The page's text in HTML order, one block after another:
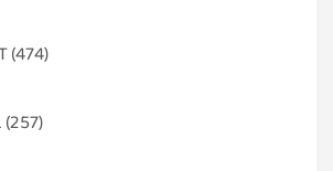
(474)
(257)